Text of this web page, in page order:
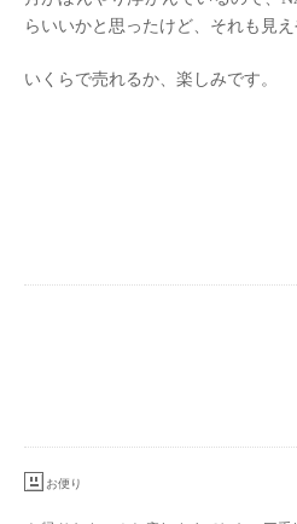
らいいかと思ったけど、それも見え
いくらで売れるか、楽しみです。
お便り